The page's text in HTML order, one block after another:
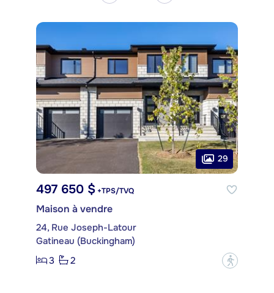
29
497 650 $ +TPS/TVQ
Maison à vendre
24, Rue Joseph-Latour
Gatineau (Buckingham)
3
2 ?